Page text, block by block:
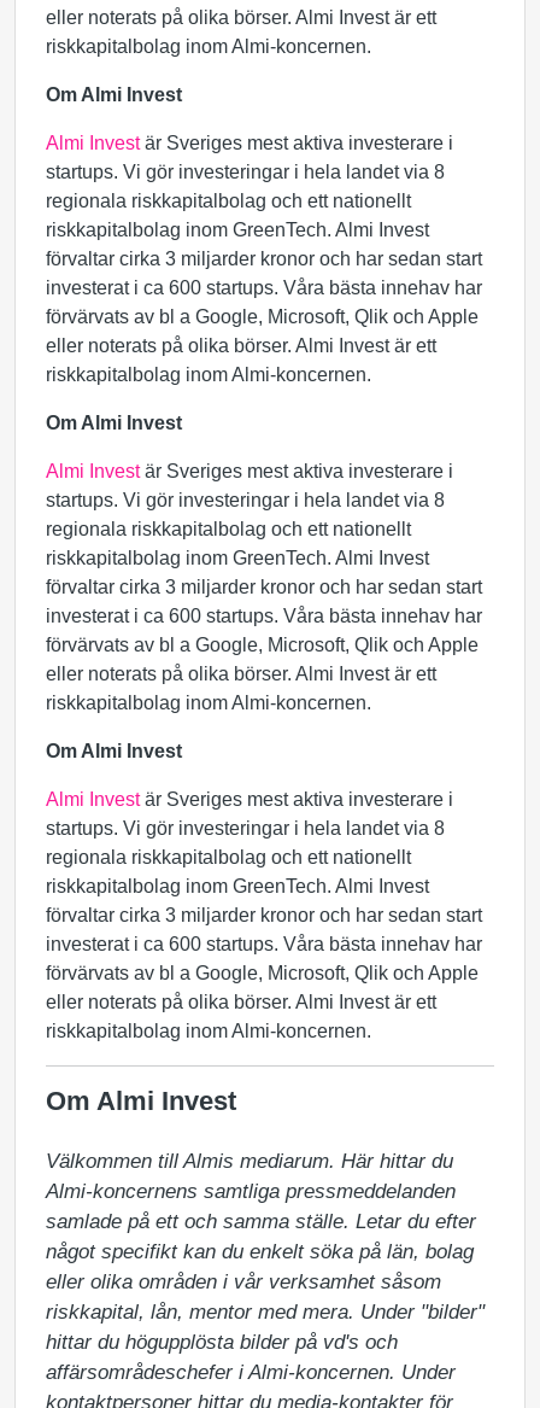
eller noterats på olika börser. Almi Invest är ett
riskkapitalbolag inom Almi-koncernen.
Om Almi Invest
Almi Investär Sveriges mest aktiva investerare i
startups. Vi gör investeringar i hela landet via 8
regionala riskkapitalbolag och ett nationellt
riskkapitalbolag inom GreenTech. Almi Invest
förvaltar cirka 3 miljarder kronor och har sedan start
investerat i ca 600 startups. Våra bästa innehav har
förvärvats av bl a Google, Microsoft, Qlik och Apple
eller noterats på olika börser. Almi Invest är ett
riskkapitalbolag inom Almi-koncernen.
Om Almi Invest
Almi Investär Sveriges mest aktiva investerare i
startups. Vi gör investeringar i hela landet via 8
regionala riskkapitalbolag och ett nationellt
riskkapitalbolag inom GreenTech. Almi Invest
förvaltar cirka 3 miljarder kronor och har sedan start
investerat i ca 600 startups. Våra bästa innehav har
förvärvats av bl a Google, Microsoft, Qlik och Apple
eller noterats på olika börser. Almi Invest är ett
riskkapitalbolag inom Almi-koncernen.
Om Almi Invest
Almi Investär Sveriges mest aktiva investerare i
startups. Vi gör investeringar i hela landet via 8
regionala riskkapitalbolag och ett nationellt
riskkapitalbolag inom GreenTech. Almi Invest
förvaltar cirka 3 miljarder kronor och har sedan start
investerat i ca 600 startups. Våra bästa innehav har
förvärvats av bl a Google, Microsoft, Qlik och Apple
eller noterats på olika börser. Almi Invest är ett
riskkapitalbolag inom Almi-koncernen.
Om Almi Invest
Välkommen till Almis mediarum. Här hittar du
Almi-koncernens samtliga pressmeddelanden
samlade på ett och samma ställe. Letar du efter
något specifikt kan du enkelt söka på län, bolag
eller olika områden i vår verksamhet såsom
riskkapital, lån, mentor med mera. Under "bilder"
hittar du högupplösta bilder på vd's och
affärsområdeschefer i Almi-koncernen. Under
kontaktpersoner hittar du media-kontakter för